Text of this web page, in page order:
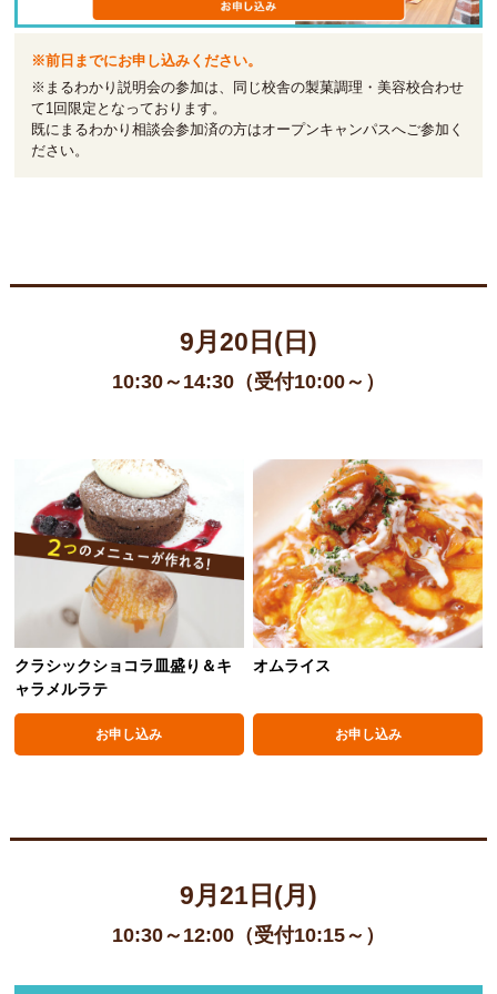
※前日までにお申し込みください。
※まるわかり説明会の参加は、同じ校舎の製菓調理・美容校合わせ
て1回限定となっております。
既にまるわかり相談会参加済の方はオープンキャンパスへご参加く
ださい。
9月20日(日)
10:30～14:30（受付10:00～）
クラシックショコラ皿盛り＆キ
ャラメルラテ
お申し込み
オムライス
お申し込み
9月21日(月)
10:30～12:00（受付10:15～）